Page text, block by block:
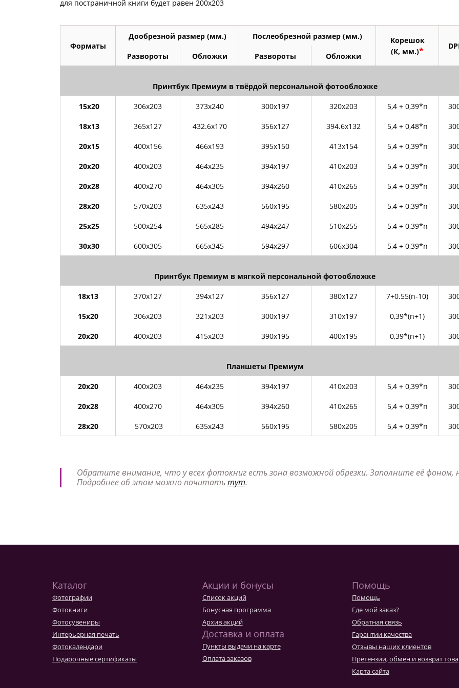
Фотокниги о путешествиях
Кулинарные книги
для постраничной книги будет равен 200х203
Форматы
Дообрезной размер (мм.) Послеобрезной размер (мм.)
Корешок
(К, мм.)*
Развороты
Обложки Развороты Обложки
Принтбук Премиум в твёрдой персональной фотообложке
15х20 306х203 373х240 300х197 320х203 5,4 + 0,39*n
18х13 365х127 432.6х170 356х127 394.6х132 5,4 + 0,48*n
20х15 400х156 466х193 395х150 413х154 5,4 + 0,39*n
20х20 400х203 464х235 394х197 410х203 5,4 + 0,39*n
20х28 400х270 464х305 394х260 410х265 5,4 + 0,39*n
28х20 570х203 635х243 560х195 580х205 5,4 + 0,39*n
25х25 500х254 565х285 494х247 510х255 5,4 + 0,39*n
30х30 600х305 665х345 594х297 606х304 5,4 + 0,39*n
Принтбук Премиум в мягкой персональной фотообложке
18х13 370х127 394х127 356х127 380х127 7+0.55(n-10)
15х20 306х203 321х203 300х197 310х197 0,39*(n+1)
20х20 400х203 415х203 390х195 400х195 0,39*(n+1)
Планшеты Премиум
20х20 400х203 464х235 394х197 410х203 5,4 + 0,39*n
20х28 400х270 464х305 394х260 410х265 5,4 + 0,39*n
28х20 570х203 635х243 560х195 580х205 5,4 + 0,39*n
Обратите внимание, что у всех фотокниг есть зона возможной обрезки. Заполните её
Подробнее об этом можно почитатьтут.
Каталог
Фотографии
Фотокниги
Фотосувениры
Интерьерная печать
Фотокалендари
Подарочные сертификаты
Акции и бонусы
Список акций
Бонусная программа
Архив акций
Доставка и оплата
Пункты выдачи на карте
Оплата заказов
Помощь
Помощь
Где мой заказ?
Обратная связь
Гарантии качества
Отзывы наших клиентов
Претензии, обмен и возврат
Карта сайта